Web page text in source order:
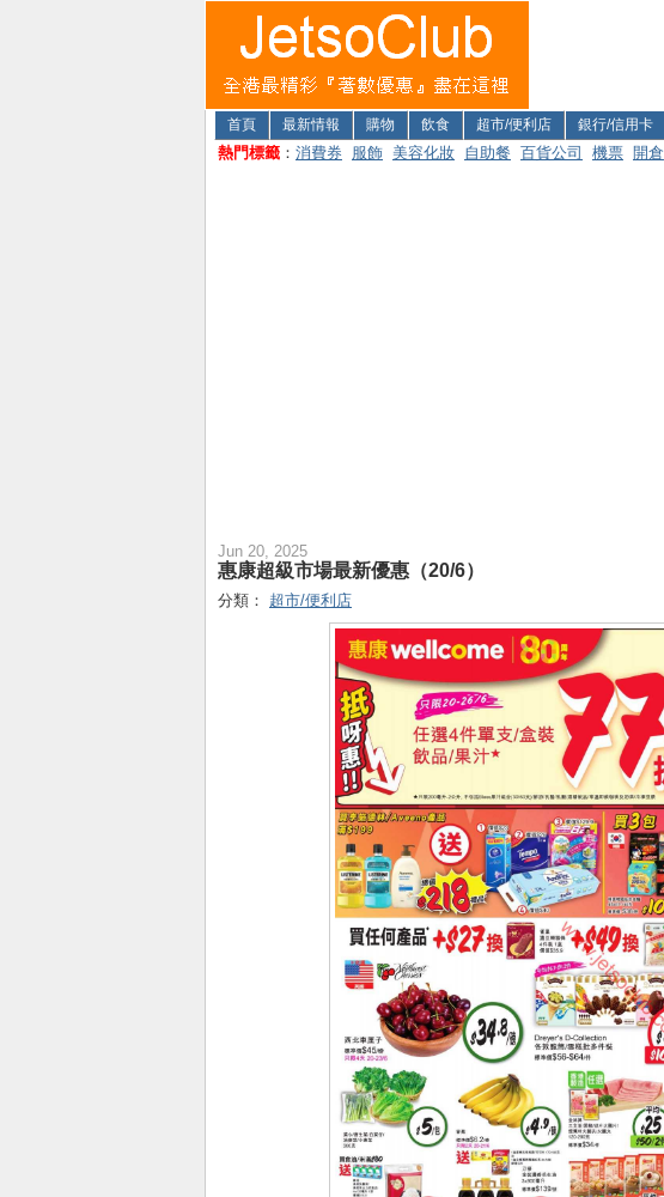
首頁 最新情報 購物 飲食 超市/便利店 銀行/信用卡
熱門標籤 ： 消費券 服飾 美容化妝 自助餐 百貨公司 機票 開倉
Jun 20, 2025
惠康超級市場最新優惠（20/6）
分類： 超市/便利店